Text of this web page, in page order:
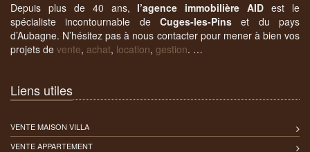
Depuis plus de 40 ans, l’agence immobilière AID est le
spécialiste incontournable de Cuges-les-Pins et du pays
d’Aubagne. N’hésitez pas à nous contacter pour mener à bien vos
projets de vente, achat, location, gestion. …
Liens utiles
VENTE MAISON VILLA
VENTE APPARTEMENT